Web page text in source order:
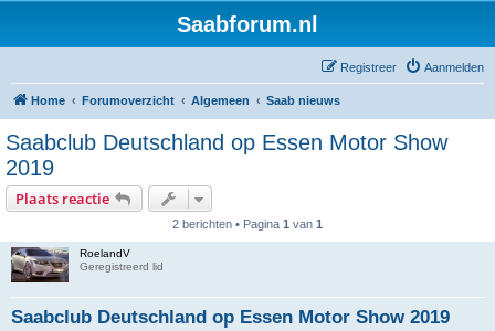
Saabforum.nl
Aanmelden
Registreer
Home Forumoverzicht Algemeen Saab nieuws
Saabclub Deutschland op Essen Motor Show
2019
Plaats reactie
2 berichten • Pagina 1 van 1
RoelandV
Geregistreerd lid
Saabclub Deutschland op Essen Motor Show 2019